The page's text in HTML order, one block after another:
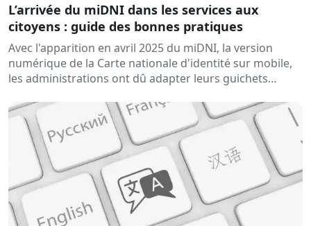
L’arrivée du miDNI dans les services aux
citoyens : guide des bonnes pratiques
Avec l'apparition en avril 2025 du miDNI, la version
numérique de la Carte nationale d'identité sur mobile,
les administrations ont dû adapter leurs guichets
demandes...